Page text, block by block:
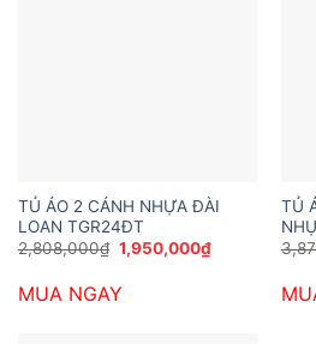
TỦ ÁO 2 CÁNH NHỰA ĐÀI
LOAN TGR24ĐT
2,808,000₫ Giá
gốc
2,808,000₫.
1,950,000₫Giá
hiện
MUA NGAY
TỦ